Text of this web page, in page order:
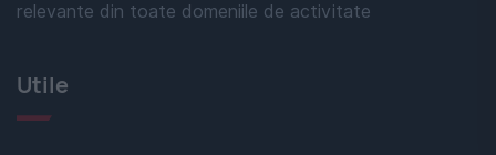
relevante din toate domeniile de activitate
Utile